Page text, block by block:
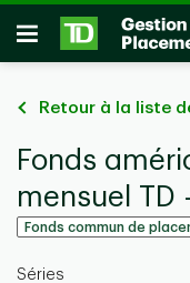
Passer au contenu
Ouvrir
Retour à la liste
Fonds
mensuel TD
Fonds commun de
Séries